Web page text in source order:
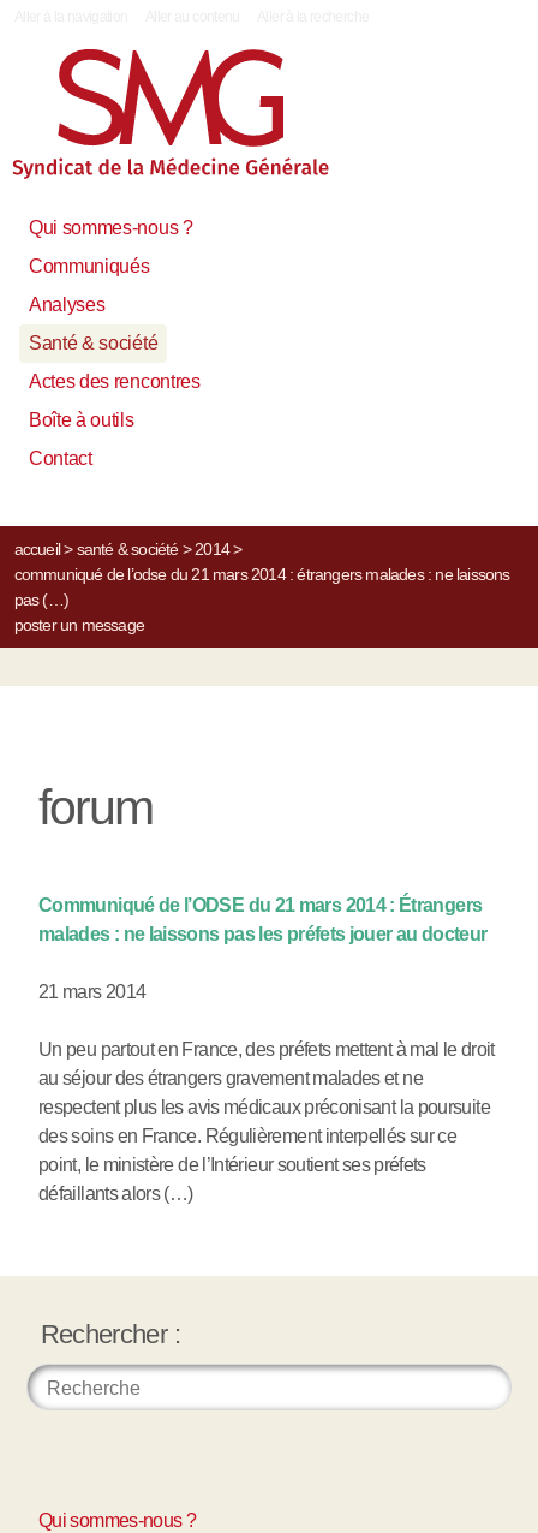
Qui sommes-nous ?
Communiqués
Analyses
Santé & société
Actes des rencontres
Boîte à outils
Contact
accueil> santé & société> 2014>
communiqué de l’odse du 21 mars 2014 : étrangers malades : ne laissons
pas (…)
poster un message
forum
Communiqué de l’ODSE du 21 mars 2014 : Étrangers
malades : ne laissons pas les préfets jouer au docteur
21 mars 2014
Un peu partout en France, des préfets mettent à mal le droit
au séjour des étrangers gravement malades et ne
respectent plus les avis médicaux préconisant la poursuite
des soins en France. Régulièrement interpellés sur ce
point, le ministère de l’Intérieur soutient ses préfets
défaillants alors (…)
Rechercher :
Qui sommes-nous ?